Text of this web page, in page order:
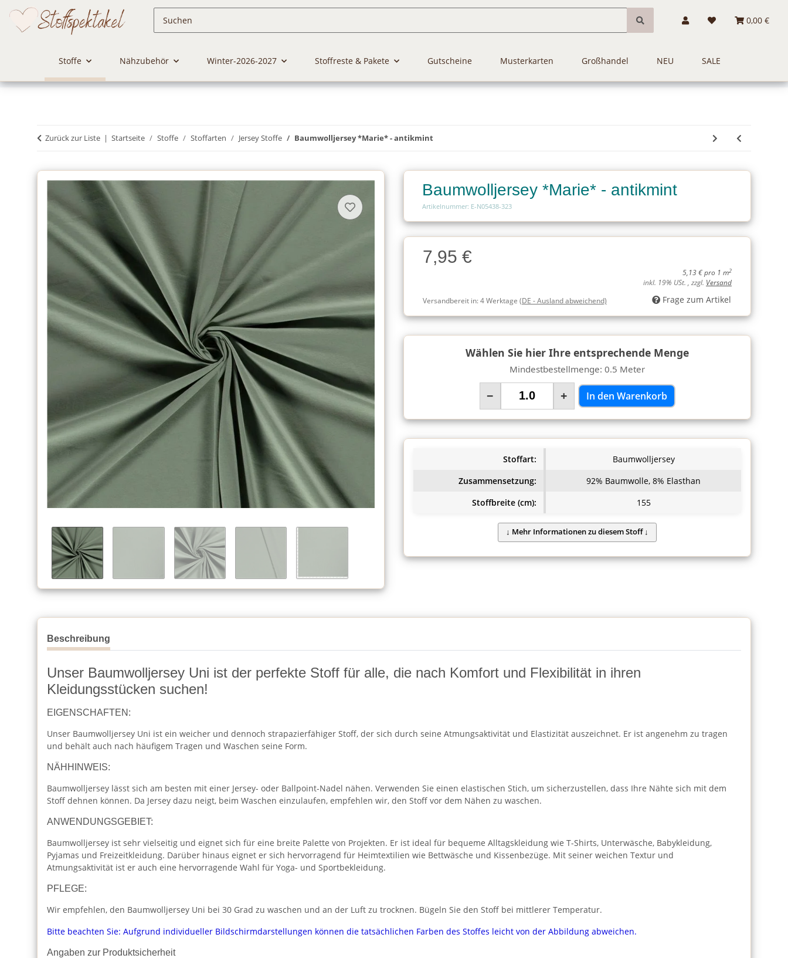
0,00 €
Stoffe Nähzubehör Winter-2026-2027 Stoffreste & Pakete Gutscheine Musterkarten Großhandel NEU SALE
Zurück zur Liste Startseite Stoffe Stoffarten Jersey Stoffe Baumwolljersey *Marie* - antikmint
Baumwolljersey *Marie* - antikmint
Artikelnummer: E-N05438-323
Charge
Charge7,95 €
5,13 € pro 1 m2
inkl. 19% USt. , zzgl. Versand
Versandbereit in:4 Werktage (DE - Ausland abweichend) Frage zum Artikel
Wählen Sie hier Ihre entsprechende Menge
Mindestbestellmenge: 0.5 Meter
− + In den Warenkorb
Stoffart:
Baumwolljersey
Zusammensetzung:
92% Baumwolle, 8% Elasthan
Stoffbreite (cm):
155
Beschreibung
Unser Baumwolljersey Uni ist der perfekte Stoff für alle, die nach Komfort und Flexibilität in ihren
Kleidungsstücken suchen!
EIGENSCHAFTEN:
Unser Baumwolljersey Uni ist ein weicher und dennoch strapazierfähiger Stoff, der sich durch seine Atmungsaktivität und Elastizität auszeichnet. Er ist angenehm zu tragen
und behält auch nach häufigem Tragen und Waschen seine Form.
NÄHHINWEIS:
Baumwolljersey lässt sich am besten mit einer Jersey- oder Ballpoint-Nadel nähen. Verwenden Sie einen elastischen Stich, um sicherzustellen, dass Ihre Nähte sich mit dem
Stoff dehnen können. Da Jersey dazu neigt, beim Waschen einzulaufen, empfehlen wir, den Stoff vor dem Nähen zu waschen.
ANWENDUNGSGEBIET:
Baumwolljersey ist sehr vielseitig und eignet sich für eine breite Palette von Projekten. Er ist ideal für bequeme Alltagskleidung wie T-Shirts, Unterwäsche, Babykleidung,
Pyjamas und Freizeitkleidung. Darüber hinaus eignet er sich hervorragend für Heimtextilien wie Bettwäsche und Kissenbezüge. Mit seiner weichen Textur und
Atmungsaktivität ist er auch eine hervorragende Wahl für Yoga- und Sportbekleidung.
PFLEGE:
Wir empfehlen, den Baumwolljersey Uni bei 30 Grad zu waschen und an der Luft zu trocknen. Bügeln Sie den Stoff bei mittlerer Temperatur.
Bitte beachten Sie: Aufgrund individueller Bildschirmdarstellungen können die tatsächlichen Farben des Stoffes leicht von der Abbildung abweichen.
Angaben zur Produktsicherheit